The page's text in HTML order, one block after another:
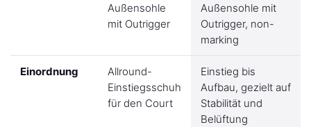
Außensohle
mit Outrigger
Außensohle mit
Outrigger, non-
marking
Einordnung
Allround-
Einstiegsschuh
für den Court
Einstieg bis
Aufbau, gezielt auf
Stabilität und
Belüftung